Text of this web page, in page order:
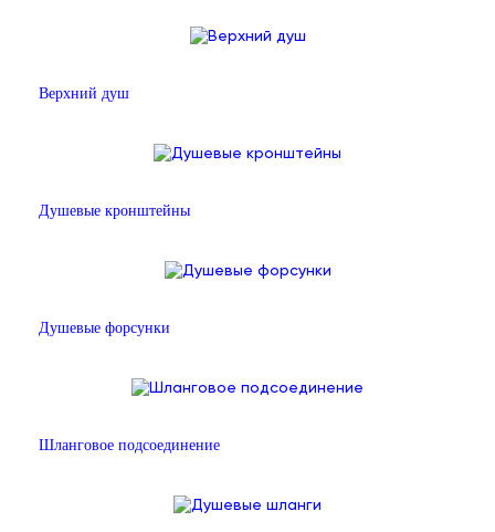
Верхний душ
Душевые кронштейны
Душевые форсунки
Шланговое подсоединение